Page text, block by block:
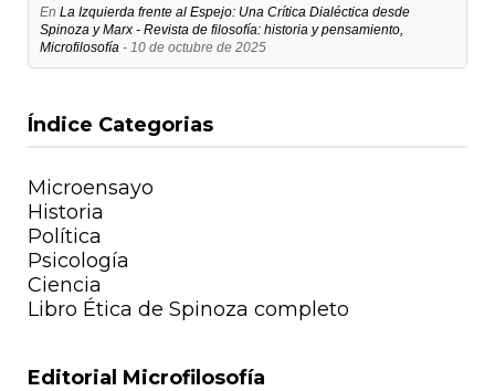
En La Izquierda frente al Espejo: Una Crítica Dialéctica desde
Spinoza y Marx - Revista de filosofía: historia y pensamiento,
Microfilosofía - 10 de octubre de 2025
Índice Categorias
Microensayo
Historia
Política
Psicología
Ciencia
Libro Ética de Spinoza completo
Editorial Microfilosofía